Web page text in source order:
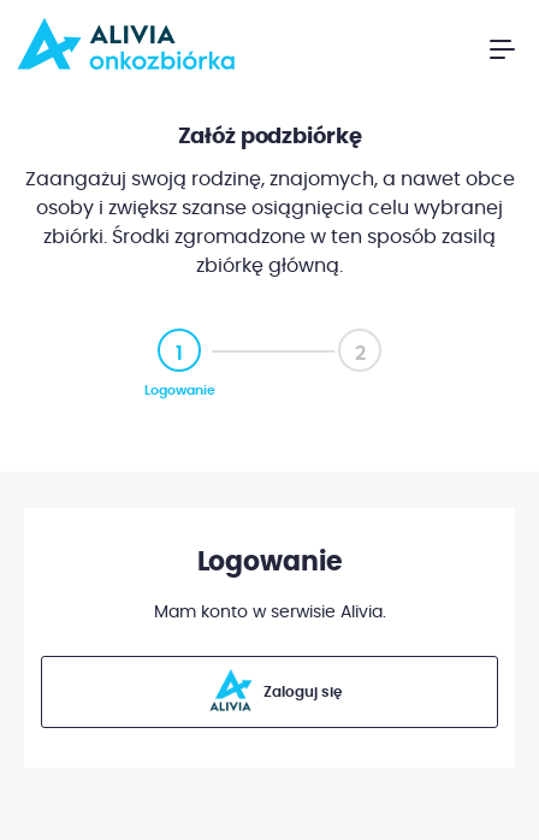
Załóż podzbiórkę
Zaangażuj swoją rodzinę, znajomych, a nawet obce
osoby i zwiększ szanse osiągnięcia celu wybranej
zbiórki. Środki zgromadzone w ten sposób zasilą
zbiórkę główną.
1
Logowanie
2
Logowanie
Mam konto w serwisie Alivia.
Zaloguj się